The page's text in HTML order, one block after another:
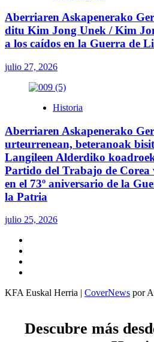
Aberriaren Askapenerako
ditu Kim Jong Unek / Kim
a los caídos en la Guerra de
julio 27, 2026
Historia
Aberriaren Askapenerako
urteurrenean, beteranoak
Langileen Alderdiko
Partido del Trabajo de Corea
en el 73º aniversario de la
la Patria
julio 25, 2026
KFA Euskal Herria | CoverNews por
Descubre más